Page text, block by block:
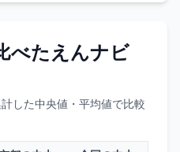
べた えんナビ
した中央値・平均値で比較